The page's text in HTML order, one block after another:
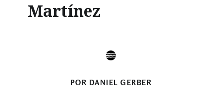
Martínez
POR DANIEL GERBER